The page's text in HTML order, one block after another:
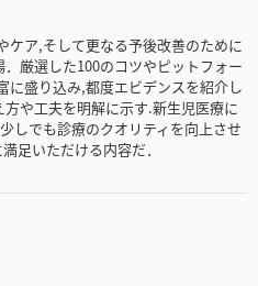
ケア,そして更なる予後改善のために
厳選した100のコツやピットフォー
に盛り込み,都度エビデンスを紹介し
や工夫を明解に示す.新生児医療に
しでも診療のクオリティを向上させ
足いただける内容だ．